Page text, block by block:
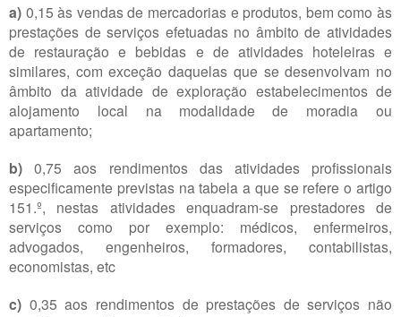
a) 0,15 às vendas de mercadorias e produtos, bem como às
prestações de serviços efetuadas no âmbito de atividades
de restauração e bebidas e de atividades hoteleiras e
similares, com exceção daquelas que se desenvolvam no
âmbito da atividade de exploração estabelecimentos de
alojamento local na modalidade de moradia ou
apartamento;
b) 0,75 aos rendimentos das atividades profissionais
especificamente previstas na tabela a que se refere o artigo
151.º, nestas atividades enquadram-se prestadores de
serviços como por exemplo: médicos, enfermeiros,
advogados, engenheiros, formadores, contabilistas,
economistas, etc
c) 0,35 aos rendimentos de prestações de serviços não